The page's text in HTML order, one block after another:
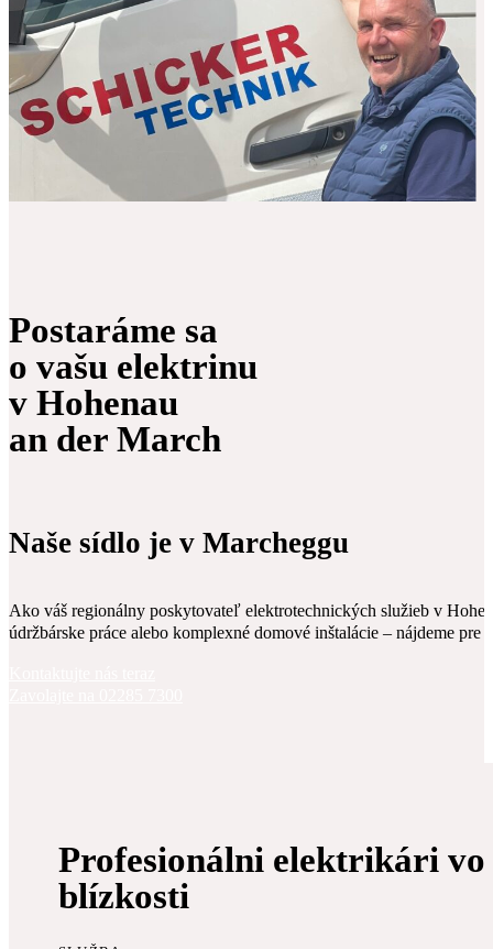
Postaráme sa
o vašu elektrinu
v Hohenau
an der March
Naše sídlo je v Marcheggu
Ako váš regionálny poskytovateľ elektrotechnických služieb v
údržbárske práce alebo komplexné domové inštalácie – nájdeme pre
Profesionálni elektrikári vo
blízkosti